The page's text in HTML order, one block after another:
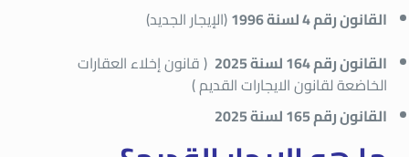
القانون رقم 4 لسنة 1996
(الإيجار الجديد)
القانون رقم 164 لسنة 2025
( قانون إخلاء العقارات
الخاضعة لقانون الايجارات القديم )
القانون رقم 165 لسنة 2025